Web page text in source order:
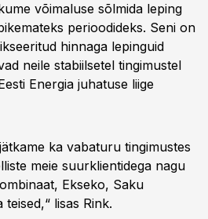
võimaluse sõlmida leping
perioodideks. Seni on
hinnaga lepinguid
neile stabiilsetel tingimustel
Energia juhatuse liige
ka vabaturu tingimustes
meie suurklientidega nagu
Ekseko, Saku
lisas Rink.